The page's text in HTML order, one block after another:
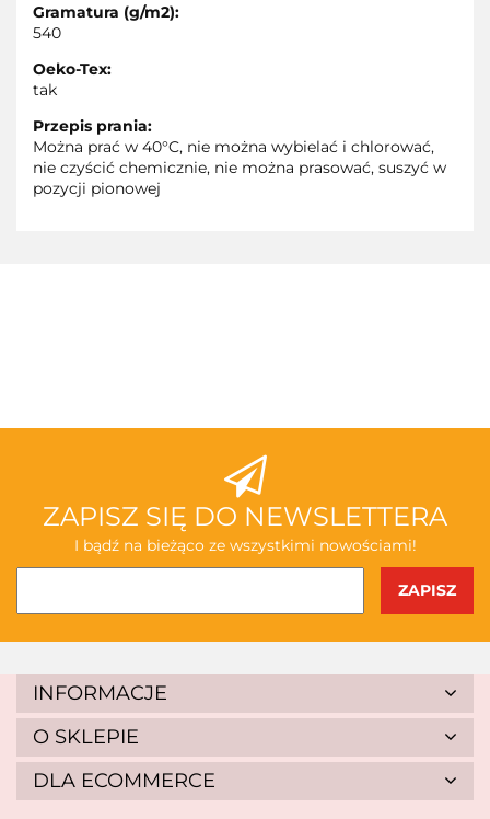
Gramatura (g/m2):
540
Oeko-Tex:
tak
Przepis prania:
Można prać w 40°C, nie można wybielać i chlorować,
nie czyścić chemicznie, nie można prasować, suszyć w
pozycji pionowej
ABAKUS
AKSJOMAT
ZAPISZ SIĘ DO NEWSLETTERA
I bądź na bieżąco ze wszystkimi nowościami!
INFORMACJE
O SKLEPIE
DLA ECOMMERCE